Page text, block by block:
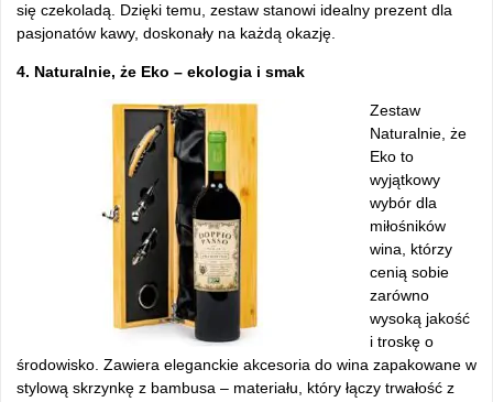
się czekoladą. Dzięki temu, zestaw stanowi idealny prezent dla
pasjonatów kawy, doskonały na każdą okazję.
4. Naturalnie, że Eko – ekologia i smak
Zestaw
Naturalnie, że
Eko to
wyjątkowy
wybór dla
miłośników
wina, którzy
cenią sobie
zarówno
wysoką jakość
i troskę o
środowisko. Zawiera eleganckie akcesoria do wina zapakowane w
stylową skrzynkę z bambusa – materiału, który łączy trwałość z